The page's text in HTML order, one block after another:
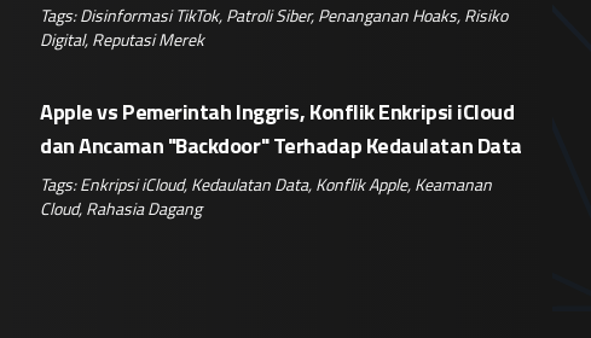
Tags:Disinformasi TikTok,Patroli Siber,Penanganan Hoaks,Risiko
Digital,Reputasi Merek
Apple vs Pemerintah Inggris, Konflik Enkripsi iCloud
dan Ancaman "Backdoor" Terhadap Kedaulatan Data
Tags:Enkripsi iCloud,Kedaulatan Data,Konflik Apple,Keamanan
Cloud,Rahasia Dagang